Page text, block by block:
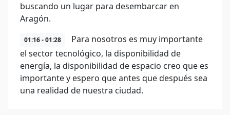
buscando un lugar para desembarcar en
Aragón.
01:16 - 01:28
Para nosotros es muy importante
el sector tecnológico, la disponibilidad de
energía, la disponibilidad de espacio creo que es
importante y espero que antes que después sea
una realidad de nuestra ciudad.